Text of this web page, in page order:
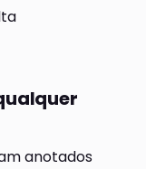
anotados